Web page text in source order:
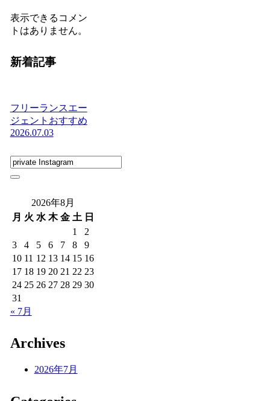
表示できるコメン
トはありません。
新着記事
フリーランスエー
ジェントおすすめ
2026.07.03
2026年8月
月 火 水 木 金 土 日
1
2
3
4 5 6 7 8
9
10 11 12 13 14 15 16
17 18 19 20 21 22 23
24 25 26 27 28 29 30
31
« 7月
Archives
2026年7月